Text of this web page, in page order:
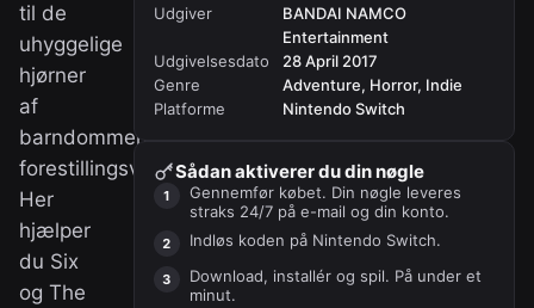
til de
uhyggelige
hjørner
af
barndommens
forestillingsverld.
Her
hjælper
du Six
og The
Udgiver
BANDAI NAMCO
Entertainment
Udgivelsesdato
28 April 2017
Genre
Adventure, Horror, Indie
Platforme
Nintendo Switch
Sådan aktiverer du din nøgle
Gennemfør købet. Din nøgle leveres
straks 24/7 på e-mail og din konto.
Indløs koden på Nintendo Switch.
Download, installér og spil. På under et
minut.